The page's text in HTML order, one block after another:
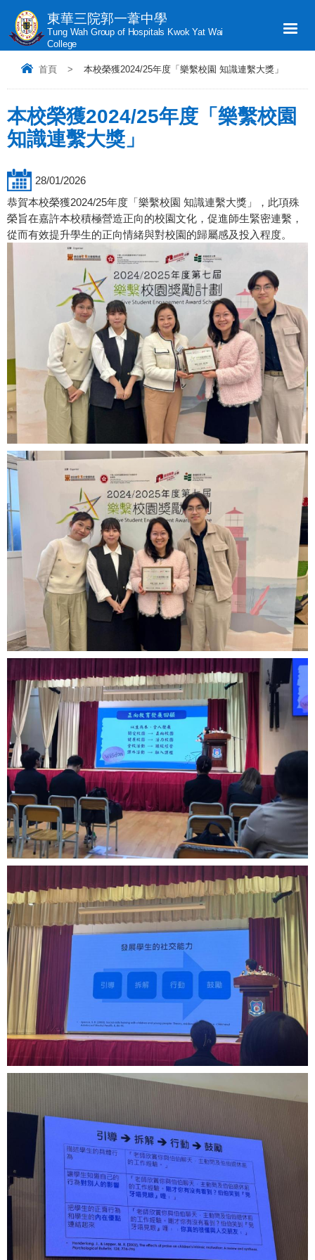
東華三院郭一葦中學
Tung Wah Group of Hospitals Kwok Yat Wai
College
首頁 > 本校榮獲2024/25年度「樂繫校園 知識連繫大獎」
本校榮獲2024/25年度「樂繫校園
知識連繫大獎」
28/01/2026
恭賀本校榮獲2024/25年度「樂繫校園 知識連繫大獎」，此項殊
榮旨在嘉許本校積極營造正向的校園文化，促進師生緊密連繫，
從而有效提升學生的正向情緒與對校園的歸屬感及投入程度。